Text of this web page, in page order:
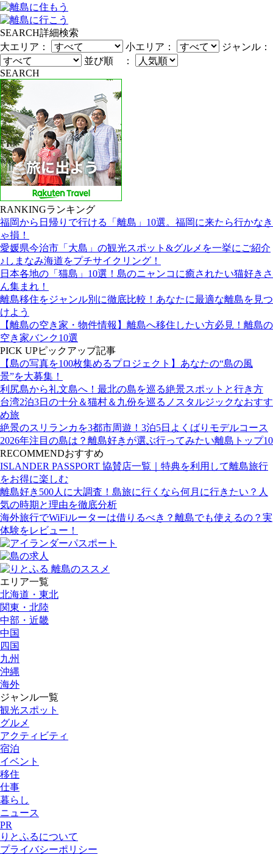
SEARCH詳細検索
大エリア：
小エリア：
ジャンル：
並び順 ：
SEARCH
RANKINGランキング
福岡から日帰りで行ける「離島」10選。福岡に来たら行かなき
ゃ損！
愛媛県今治市「大島」の観光スポット&グルメを一挙にご紹介
♪しまなみ海道をプチサイクリング！
日本各地の「猫島」10選！島のニャンコに癒されたい猫好きさ
ん集まれ！
離島移住をジャンル別に徹底比較！あなたに最適な離島を見つ
けよう
【離島の空き家・物件情報】離島へ移住したい方必見！離島の
空き家バンク10選
PICK UPピックアップ記事
【島の写真を100枚集めるプロジェクト】あなたの“島の風
景”を大募集！
利尻島から礼文島へ！最北の島を巡る絶景スポットと行き方
台湾2泊3日の十分＆猫村＆九份を巡るノスタルジックなおすす
め旅
絶景のスリランカを3都市周遊！3泊5日よくばりモデルコース
2026年注目の島は？離島好きが選ぶ行ってみたい離島トップ10
RECOMMENDおすすめ
ISLANDER PASSPORT 協賛店一覧｜特典を利用して離島旅行
をお得に楽しむ
離島好き500人に大調査！島旅に行くなら何月に行きたい？人
気の時期と理由を徹底分析
海外旅行でWiFiルーターは借りるべき？離島でも使えるの？実
体験をレビュー！
エリア一覧
北海道・東北
関東・北陸
中部・近畿
中国
四国
九州
沖縄
海外
ジャンル一覧
観光スポット
グルメ
アクティビティ
宿泊
イベント
移住
仕事
暮らし
ニュース
PR
りとふるについて
プライバシーポリシー